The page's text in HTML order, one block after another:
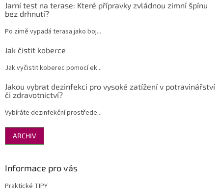
Jarní test na terase: Které přípravky zvládnou zimní špínu
bez drhnutí?
Po zimě vypadá terasa jako boj...
Jak čistit koberce
Jak vyčistit koberec pomocí ek...
Jakou vybrat dezinfekci pro vysoké zatížení v potravinářství
či zdravotnictví?
Vybíráte dezinfekční prostřede...
ARCHIV
Informace pro vás
Praktické TIPY